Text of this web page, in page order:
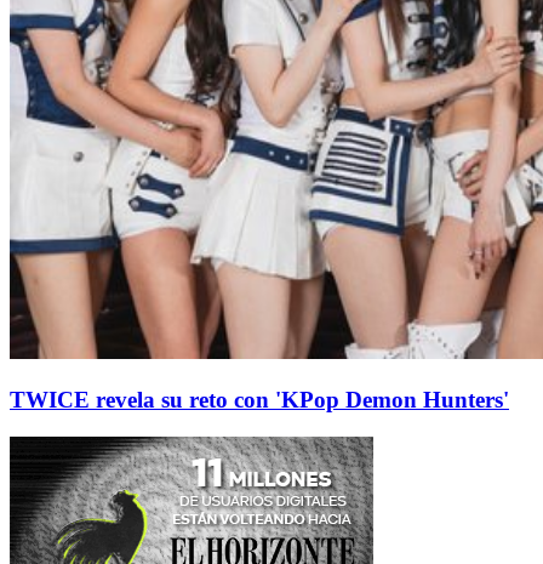
TWICE revela su reto con 'KPop Demon Hunters'